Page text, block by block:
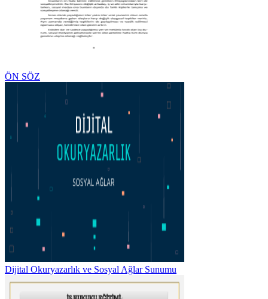
ÖN SÖZ
Dijital Okuryazarlık ve Sosyal Ağlar Sunumu